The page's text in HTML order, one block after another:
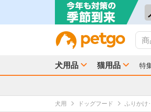
犬用品 猫用品 特
犬用 ドッグフード ふりかけ